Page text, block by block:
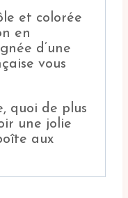
et colorée
en
d’une
vous
quoi de plus
une jolie
aux